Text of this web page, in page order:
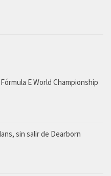
E World Championship
sin salir de Dearborn